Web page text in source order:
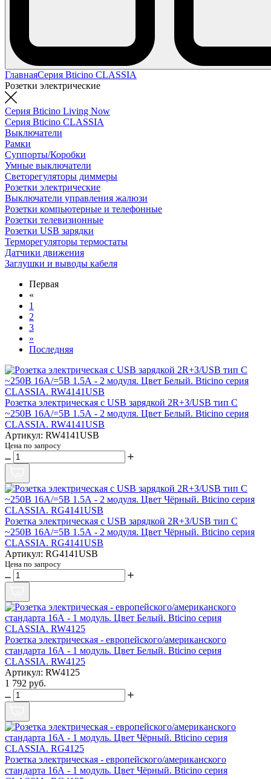
ГлавнаяСерия Bticino CLASSIA
Розетки электрические
Серия Bticino Living Now
Серия Bticino CLASSIA
Выключатели
Рамки
Суппорты/Коробки
Умные выключатели
Светорегуляторы диммеры
Розетки электрические
Выключатели управления жалюзи
Розетки компьютерные и телефонные
Розетки телевизионные
Розетки USB зарядки
Терморегуляторы термостаты
Датчики движения
Заглушки и выводы кабеля
Первая
«
1
2
3
»
Последняя
Розетка электрическая с USB зарядкой 2R+З/USB тип C
~250В 16А/=5В 1.5А - 2 модуля. Цвет Белый. Bticino серия
CLASSIA. RW4141USB
Артикул: RW4141USB
Цена по запросу
Розетка электрическая с USB зарядкой 2R+З/USB тип C
~250В 16А/=5В 1.5А - 2 модуля. Цвет Чёрный. Bticino серия
CLASSIA. RG4141USB
Артикул: RG4141USB
Цена по запросу
Розетка электрическая - европейского/американского
стандарта 16А - 1 модуль. Цвет Белый. Bticino серия
CLASSIA. RW4125
Артикул: RW4125
1 792 руб.
Розетка электрическая - европейского/американского
стандарта 16А - 1 модуль. Цвет Чёрный. Bticino серия